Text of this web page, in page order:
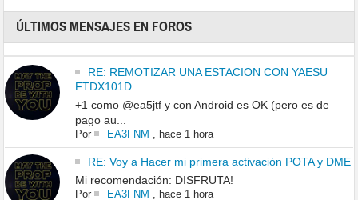
ÚLTIMOS MENSAJES EN FOROS
RE: REMOTIZAR UNA ESTACION CON YAESU
FTDX101D
+1 como @ea5jtf y con Android es OK (pero es de
pago au...
Por EA3FNM hace 1 hora
RE: Voy a Hacer mi primera activación POTA y DME
Mi recomendación: DISFRUTA!
Por EA3FNM hace 1 hora